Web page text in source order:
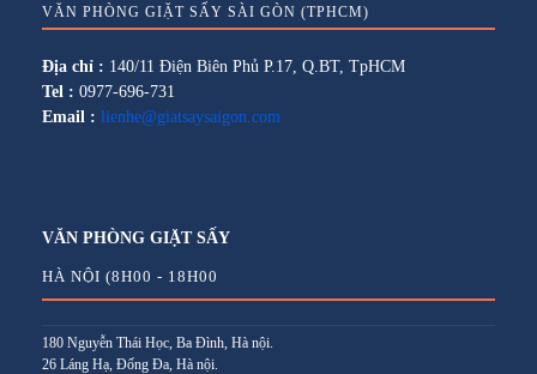
VĂN PHÒNG GIẶT SẤY SÀI GÒN (TPHCM)
Địa chỉ : 140/11 Điện Biên Phủ P.17, Q.BT, TpHCM
Tel : 0977-696-731
Email : lienhe@giatsaysaigon.com
VĂN PHÒNG GIẶT SẤY
HÀ NỘI (8H00 - 18H00
180 Nguyễn Thái Học, Ba Đình, Hà nội.
26 Láng Hạ, Đống Đa, Hà nội.